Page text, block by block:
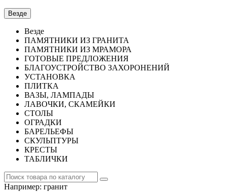
Везде
Везде
ПАМЯТНИКИ ИЗ ГРАНИТА
ПАМЯТНИКИ ИЗ МРАМОРА
ГОТОВЫЕ ПРЕДЛОЖЕНИЯ
БЛАГОУСТРОЙСТВО ЗАХОРОНЕНИЙ
УСТАНОВКА
ПЛИТКА
ВАЗЫ, ЛАМПАДЫ
ЛАВОЧКИ, СКАМЕЙКИ
СТОЛЫ
ОГРАДКИ
БАРЕЛЬЕФЫ
СКУЛЬПТУРЫ
КРЕСТЫ
ТАБЛИЧКИ
Например: гранит